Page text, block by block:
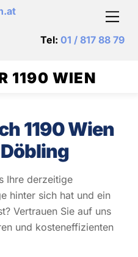
Tel: 01 / 817 88 79
1190 Wien
Döbling
Ihre derzeitige
hinter sich hat und ein
Vertrauen Sie auf uns
und kosteneffizienten